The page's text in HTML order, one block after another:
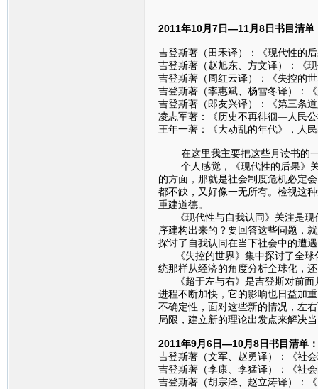
2011年10月7日—11月8日书目清单
吉登斯著（田禾译）：《现代性的
吉登斯著（赵旭东、方文译）：《
吉登斯著（周红云译）：《失控的
吉登斯著（李惠斌、杨雪冬译）：
吉登斯著（郎友兴译）：《第三条
凌志军著：《历史不再徘徊—人民
王年一著：《大动乱的年代》，人
在这里我主要把这些月读书的一
个人感觉，《现代性的后果》关
的方面，那就是社会制度危机必定
都不缺，又好像一无所有。检视这
重建道德。
《现代性与自我认同》关注是现
序建构出来的？要回答这些问题，
探讨了自我认同在当下社会中的遭
《失控的世界》集中探讨了全球
统那样从经济的角度分析全球化，
《超于左与右》是吉登斯对前面
进程不断加快，它的影响也日益加
不确定性，面对这些新的情况，左
局限，建立新的理论出发点来解决
2011年9月6日—10月8日书目清单：
吉登斯著（文军、赵勇译）：《社
吉登斯著（李康、李猛译）：《社
吉登斯著（胡宗泽、赵立涛译）：